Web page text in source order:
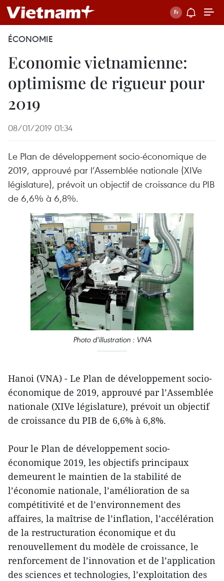
ÉCONOMIE
Economie vietnamienne:
optimisme de rigueur pour
2019
08/01/2019 01:34
Le Plan de développement socio-économique de
2019, approuvé par l’Assemblée nationale (XIVe
législature), prévoit un objectif de croissance du PIB
de 6,6% à 6,8%.
Photo d'illustration : VNA
Hanoi (VNA) - Le Plan de développement socio-
économique de 2019, approuvé par l’Assemblée
nationale (XIVe législature), prévoit un objectif
de croissance du PIB de 6,6% à 6,8%.
Pour le Plan de développement socio-
économique 2019, les objectifs principaux
demeurent le maintien de la stabilité de
l’économie nationale, l’amélioration de sa
compétitivité et de l’environnement des
affaires, la maîtrise de l’inflation, l’accélération
de la restructuration économique et du
renouvellement du modèle de croissance, le
renforcement de l’innovation et de l’application
des sciences et technologies, l’exploitation des